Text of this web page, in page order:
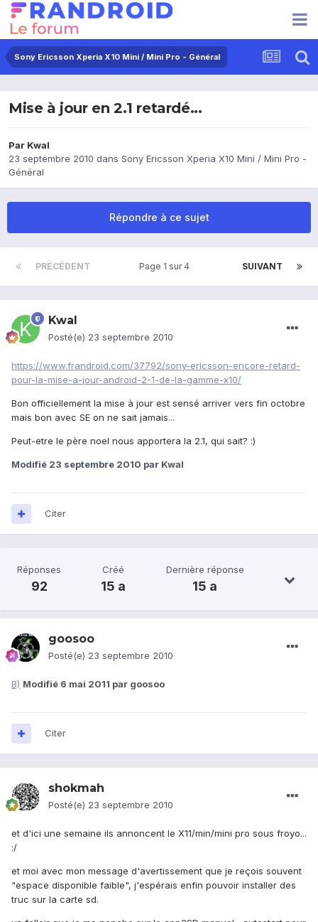
Sony Ericsson Xperia X10 Mini / Mini Pro - Général
Mise à jour en 2.1 retardé...
Par Kwal
23 septembre 2010 dans Sony Ericsson Xperia X10 Mini / Mini Pro -
Général
Répondre à ce sujet
PRÉCÉDENT SUIVANT
Page 1 sur 4
Kwal
Posté(e) 23 septembre 2010
https://www.frandroid.com/37792/sony-ericsson-encore-retard-
pour-la-mise-a-jour-android-2-1-de-la-gamme-x10/
Bon officiellement la mise à jour est sensé arriver vers fin octobre
mais bon avec SE on ne sait jamais...
Peut-etre le père noel nous apportera la 2.1, qui sait? :)
Modifié 23 septembre 2010 par Kwal
Citer
Réponses
92
Créé
15 a
Dernière réponse
15 a
goosoo
Posté(e) 23 septembre 2010
B) Modifié 6 mai 2011 par goosoo
Citer
shokmah
Posté(e) 23 septembre 2010
et d'ici une semaine ils annoncent le X11/min/mini pro sous froyo...
:/
et moi avec mon message d'avertissement que je reçois souvent
"espace disponible faible", j'espérais enfin pouvoir installer des
truc sur la carte sd.